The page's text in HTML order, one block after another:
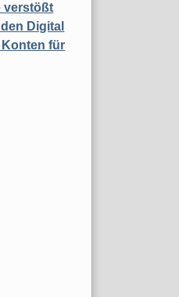
verstößt
Digital
Konten für